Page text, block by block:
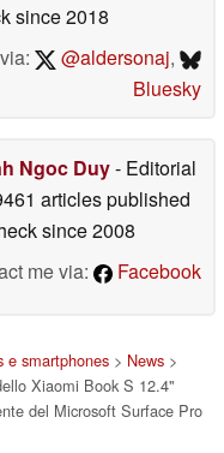
since 2018
@aldersonaj,
Bluesky
Ngoc Duy- Editorial
articles published
since 2008
me via:
Facebook
e smartphones > News >
Xiaomi Book S 12.4"
del Microsoft Surface Pro